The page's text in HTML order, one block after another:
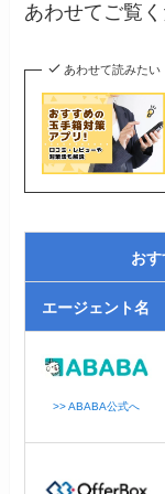
あわせてご覧く
あわせて読みたい
お
エージェント名
>> ABABA公式へ